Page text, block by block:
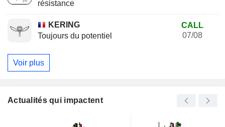
résistance
KERING
Toujours du potentiel
CALL
07/08
Voir plus
Actualités qui impactent